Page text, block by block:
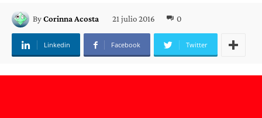
ByCorinna Acosta 21 julio 2016 0
Linkedin Facebook Twitter